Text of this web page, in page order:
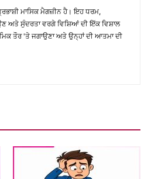
ਮਾਸਿਕ ਮੈਗਜ਼ੀਨ ਹੈ। ਇਹ ਧਰਮ,
ਅਤੇ ਸੁੰਦਰਤਾ ਵਰਗੇ ਵਿਸ਼ਿਆਂ ਦੀ ਇੱਕ ਵਿਸ਼ਾਲ
ਤੌਰ 'ਤੇ ਜਗਾਉਣਾ ਅਤੇ ਉਨ੍ਹਾਂ ਦੀ ਆਤਮਾ ਦੀ